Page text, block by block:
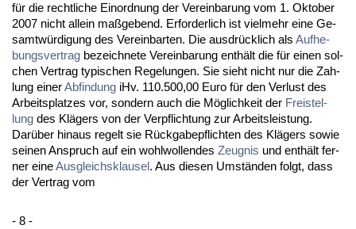
für die recht­li­che Ein­ord­nung der Ver­ein­ba­rung vom 1. Ok­to­ber
2007 nicht al­lein maßge­bend. Er­for­der­lich ist viel­mehr ei­ne Ge­
samtwürdi­gung des Ver­ein­bar­ten. Die aus­drück­lich als Auf­he­
bungs­ver­trag be­zeich­ne­te Ver­ein­ba­rung enthält die für ei­nen sol­
chen Ver­trag ty­pi­schen Re­ge­lun­gen. Sie sieht nicht nur die Zah­
lung ei­nerAb­fin­dung iHv. 110.500,00 Eu­ro für den Ver­lust des
Ar­beits­plat­zes vor, son­dern auch die Möglich­keit der Frei­stel­
lung des Klägers von der Ver­pflich­tung zur Ar­beits­leis­tung.
Darüber hin­aus re­gelt sie Rück­ga­be­pflich­ten des Klägers so­wie
sei­nen An­spruch auf ein wohl­wol­len­des Zeug­nis und enthält fer­
ner ei­neAus­gleichs­klau­sel. Aus die­sen Umständen folgt, dass
der Ver­trag vom
- 8 -